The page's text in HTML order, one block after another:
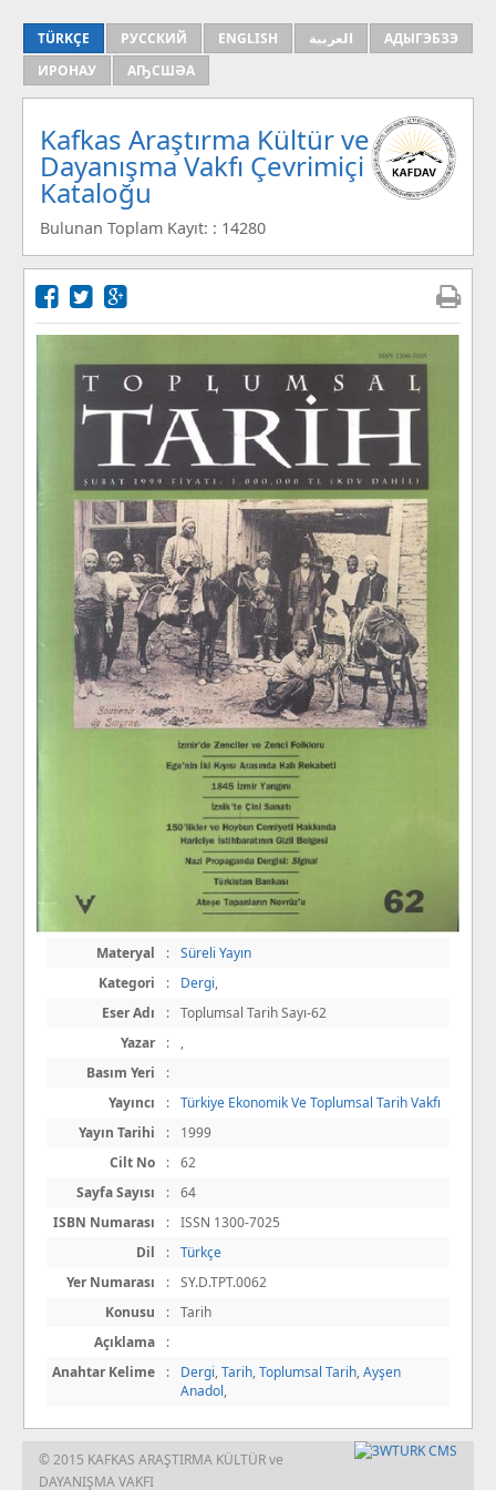
TÜRKÇE РУССКИЙ ENGLISH العربية
АДЫГЭБЗЭ
ИРОНАУ
АҦСШӘА
Kafkas Araştırma Kültür ve
Dayanışma Vakfı Çevrimiçi
Kataloğu
Bulunan Toplam Kayıt: : 14280
Materyal : Süreli Yayın
Kategori
: Dergi,
Eser Adı
: Toplumsal Tarih Sayı-62
Yazar
:
,
Basım Yeri
:
Yayıncı
: Türkiye Ekonomik Ve Toplumsal Tarih Vakfı
Yayın Tarihi
:
1999
Cilt No
: 62
Sayfa Sayısı
: 64
ISBN Numarası
: ISSN 1300-7025
Dil
: Türkçe
Yer Numarası
: SY.D.TPT.0062
Konusu
: Tarih
Açıklama
:
Anahtar Kelime
: Dergi,Tarih,Toplumsal Tarih,Ayşen
Anadol,
© 2015 KAFKAS ARAŞTIRMA KÜLTÜR ve
DAYANIŞMA VAKFI